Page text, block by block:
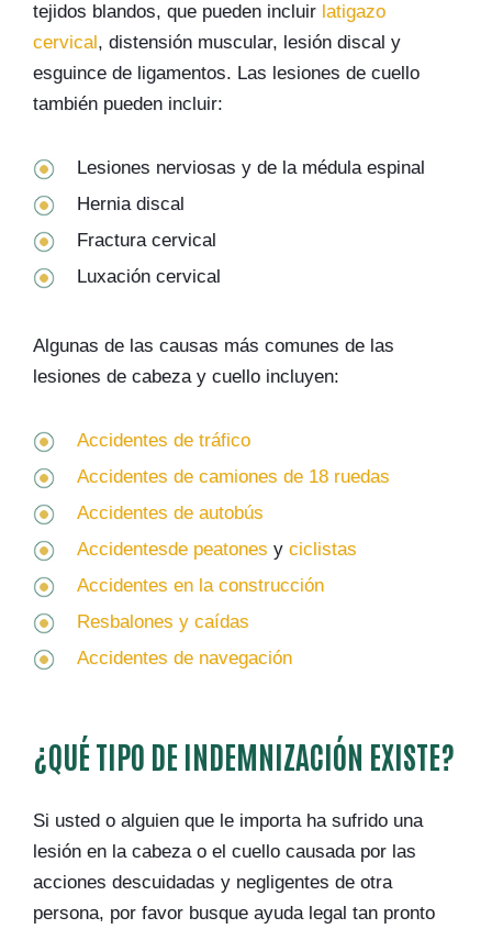
tejidos blandos, que pueden incluir latigazo
cervical, distensión muscular, lesión discal y
esguince de ligamentos. Las lesiones de cuello
también pueden incluir:
Lesiones nerviosas y de la médula espinal
Hernia discal
Fractura cervical
Luxación cervical
Algunas de las causas más comunes de las
lesiones de cabeza y cuello incluyen:
Accidentes de tráfico
Accidentes de camiones de 18 ruedas
Accidentes de autobús
Accidentesde peatones y ciclistas
Accidentes en la construcción
Resbalones y caídas
Accidentes de navegación
¿QUÉ TIPO DE INDEMNIZACIÓN EXISTE?
Si usted o alguien que le importa ha sufrido una
lesión en la cabeza o el cuello causada por las
acciones descuidadas y negligentes de otra
persona, por favor busque ayuda legal tan pronto